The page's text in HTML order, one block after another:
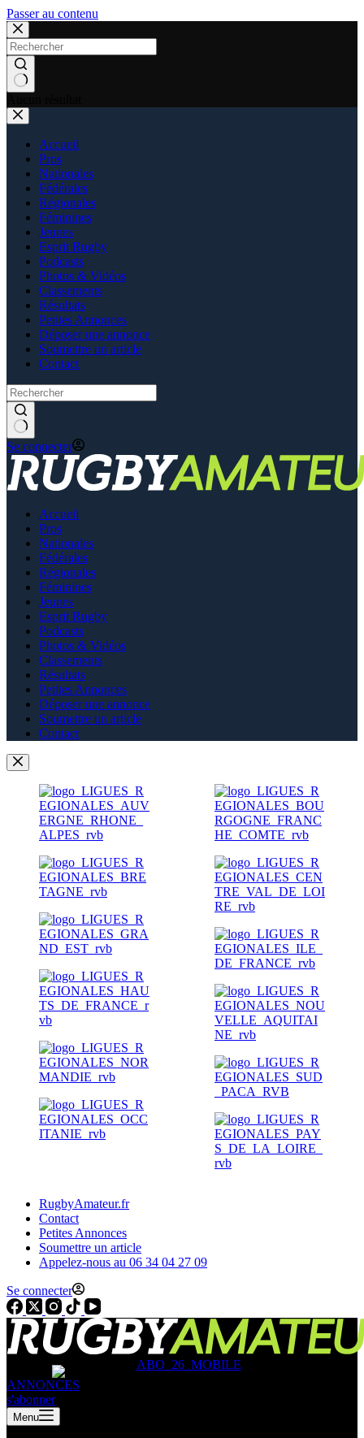
Passer au contenu
Accueil
Pros
Nationales
Fédérales
Régionales
Féminines
Jeunes
Esprit Rugby
Podcasts
Photos & Vidéos
Classements
Résultats
Petites Annonces
Déposer une annonce
Soumettre un article
Contact
Se connecter
Accueil
Pros
Nationales
Fédérales
Régionales
Féminines
Jeunes
Esprit Rugby
Podcasts
Photos & Vidéos
Classements
Résultats
Petites Annonces
Déposer une annonce
Soumettre un article
Contact
RugbyAmateur.fr
Contact
Petites Annonces
Soumettre un article
Appelez-nous au 06 34 04 27 09
Se connecter
ANNONCES
s'abonner
Menu